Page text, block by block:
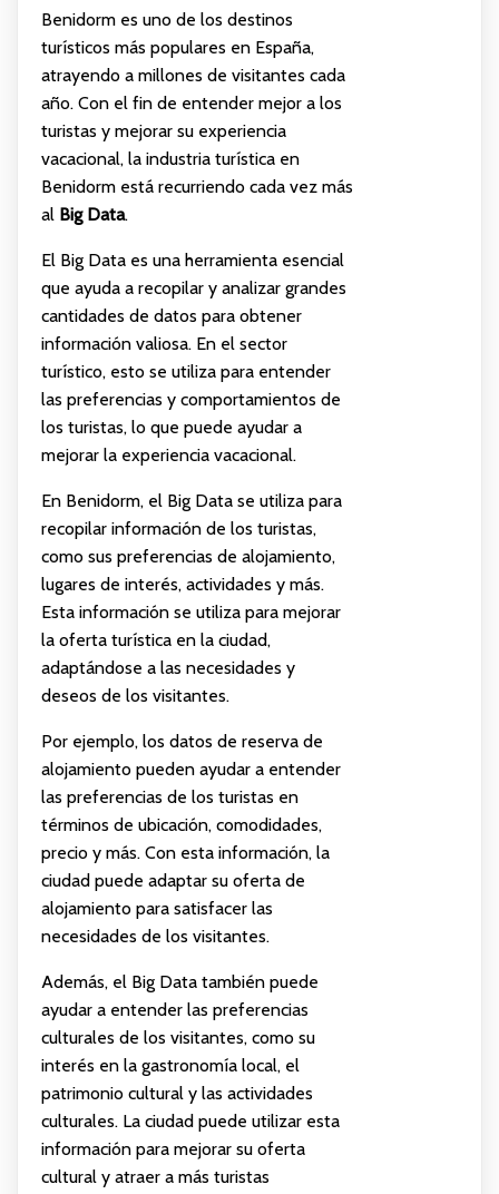
Benidorm es uno de los destinos
turísticos más populares en España,
atrayendo a millones de visitantes cada
año. Con el fin de entender mejor a los
turistas y mejorar su experiencia
vacacional, la industria turística en
Benidorm está recurriendo cada vez más
al Big Data.
El Big Data es una herramienta esencial
que ayuda a recopilar y analizar grandes
cantidades de datos para obtener
información valiosa. En el sector
turístico, esto se utiliza para entender
las preferencias y comportamientos de
los turistas, lo que puede ayudar a
mejorar la experiencia vacacional.
En Benidorm, el Big Data se utiliza para
recopilar información de los turistas,
como sus preferencias de alojamiento,
lugares de interés, actividades y más.
Esta información se utiliza para mejorar
la oferta turística en la ciudad,
adaptándose a las necesidades y
deseos de los visitantes.
Por ejemplo, los datos de reserva de
alojamiento pueden ayudar a entender
las preferencias de los turistas en
términos de ubicación, comodidades,
precio y más. Con esta información, la
ciudad puede adaptar su oferta de
alojamiento para satisfacer las
necesidades de los visitantes.
Además, el Big Data también puede
ayudar a entender las preferencias
culturales de los visitantes, como su
interés en la gastronomía local, el
patrimonio cultural y las actividades
culturales. La ciudad puede utilizar esta
información para mejorar su oferta
cultural y atraer a más turistas